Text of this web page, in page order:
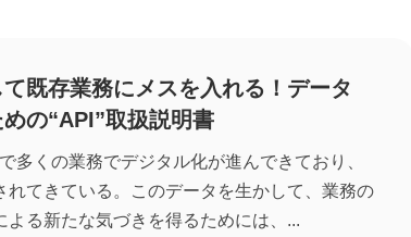
既存業務にメスを入れる！データ
の“API”取扱説明書
多くの業務でデジタル化が進んできており、
れてきている。このデータを生かして、業務の
よる新たな気づきを得るためには、...